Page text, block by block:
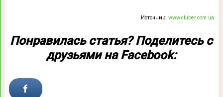
Источник:www.cluber.com.ua
Понравилась статья? Поделитесь с
друзьями на Facebook: